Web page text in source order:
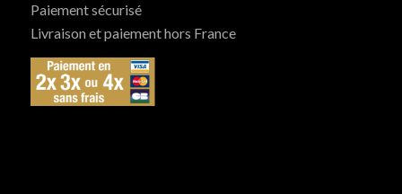
Paiement sécurisé
Livraison et paiement hors France